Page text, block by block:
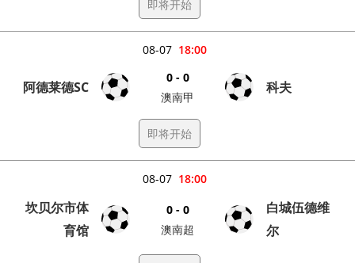
即将开始
18:00
08-07
阿德莱德SC
0 - 0
澳南甲
科夫
即将开始
18:00
08-07
坎贝尔市体
育馆
0 - 0
澳南超
白城伍德维
尔